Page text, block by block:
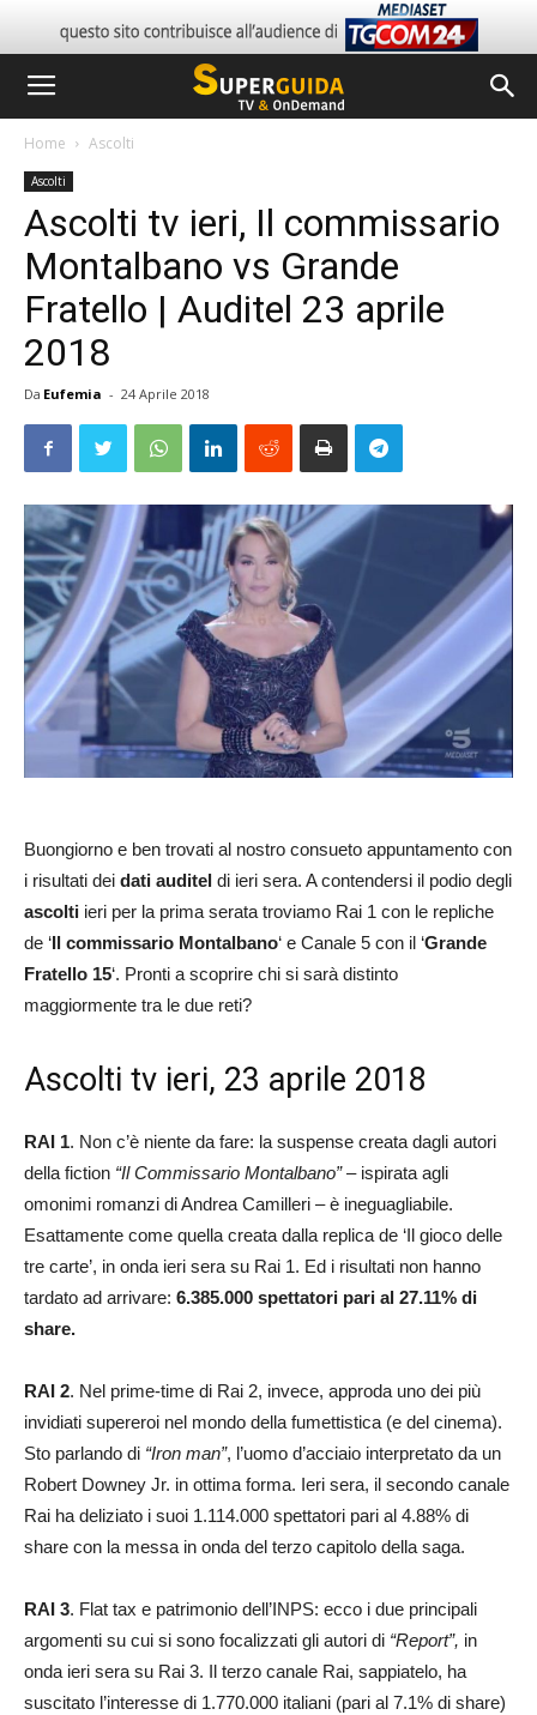
Home Ascolti
Ascolti
Ascolti tv ieri, Il commissario
Montalbano vs Grande
Fratello | Auditel 23 aprile
2018
Da Eufemia - 24 Aprile 2018
Buongiorno e ben trovati al nostro consueto appuntamento con
i risultati dei dati auditel di ieri sera. A contendersi il podio degli
ascolti ieri per la prima serata troviamo Rai 1 con le repliche
de ‘Il commissario Montalbano‘ e Canale 5 con il ‘Grande
Fratello 15‘. Pronti a scoprire chi si sarà distinto
maggiormente tra le due reti?
Ascolti tv ieri, 23 aprile 2018
RAI 1. Non c’è niente da fare: la suspense creata dagli autori
della fiction “Il Commissario Montalbano”– ispirata agli
omonimi romanzi di Andrea Camilleri – è ineguagliabile.
Esattamente come quella creata dalla replica de ‘Il gioco delle
tre carte’, in onda ieri sera su Rai 1. Ed i risultati non hanno
tardato ad arrivare: 6.385.000 spettatori pari al 27.11% di
share.
RAI 2. Nel prime-time di Rai 2, invece, approda uno dei più
invidiati supereroi nel mondo della fumettistica (e del cinema).
Sto parlando di “Iron man”, l’uomo d’acciaio interpretato da un
Robert Downey Jr. in ottima forma. Ieri sera, il secondo canale
Rai ha deliziato i suoi 1.114.000 spettatori pari al 4.88% di
share con la messa in onda del terzo capitolo della saga.
RAI 3. Flat tax e patrimonio dell’INPS: ecco i due principali
argomenti su cui si sono focalizzati gli autori di “Report”, in
onda ieri sera su Rai 3. Il terzo canale Rai, sappiatelo, ha
suscitato l’interesse di 1.770.000 italiani (pari al 7.1% di share)